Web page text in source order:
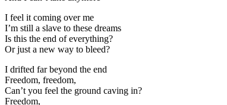
I feel it coming over me
I’m still a slave to these dreams
Is this the end of everything?
Or just a new way to bleed?
I drifted far beyond the end
Freedom, freedom,
Can’t you feel the ground caving in?
Freedom,